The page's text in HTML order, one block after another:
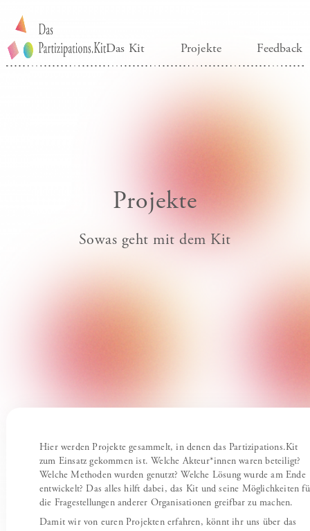
Das Kit Projekte Feedback
Projekte
Sowas geht mit dem Kit
Hier werden Projekte gesammelt, in denen das Partizipations.Kit
zum Einsatz gekommen ist. Welche Akteur*innen waren beteiligt?
Welche Methoden wurden genutzt? Welche Lösung wurde am Ende
entwickelt? Das alles hilft dabei, das Kit und seine Möglichkeiten
die Fragestellungen anderer Organisationen greifbar zu machen.
Damit wir von euren Projekten erfahren, könnt ihr uns über das